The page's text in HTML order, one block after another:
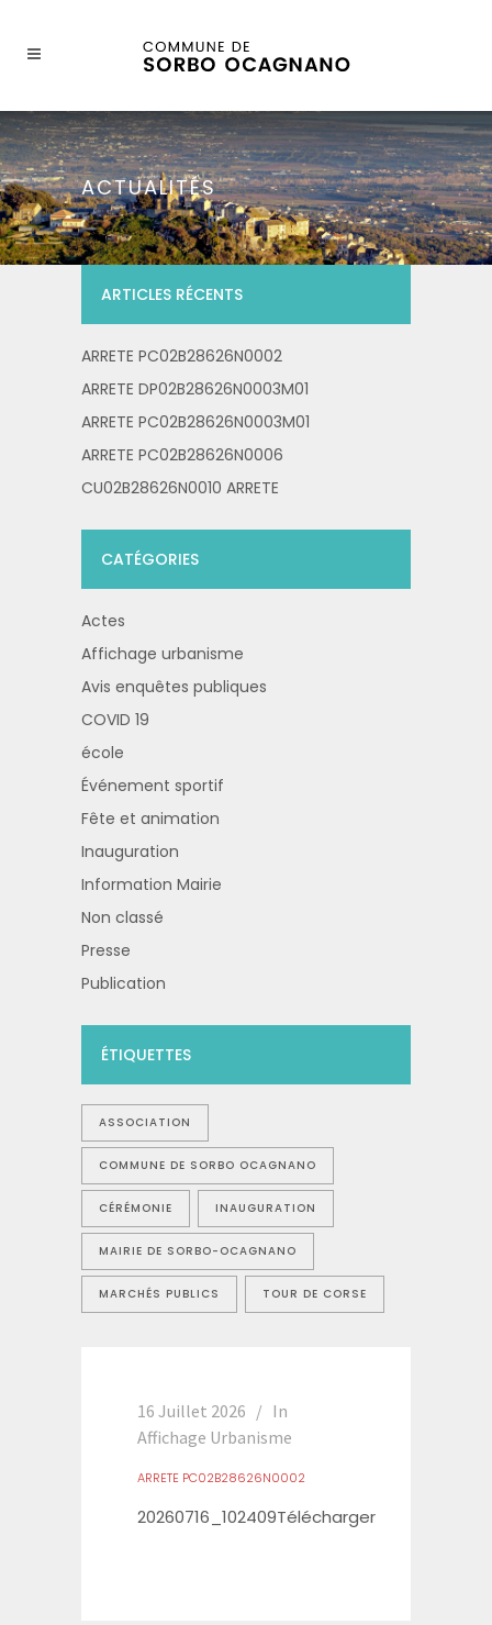
ACTUALITÉS
ARTICLES RÉCENTS
ARRETE PC02B28626N0002
ARRETE DP02B28626N0003M01
ARRETE PC02B28626N0003M01
ARRETE PC02B28626N0006
CU02B28626N0010 ARRETE
CATÉGORIES
Actes
Affichage urbanisme
Avis enquêtes publiques
COVID 19
école
Événement sportif
Fête et animation
Inauguration
Information Mairie
Non classé
Presse
Publication
ÉTIQUETTES
ASSOCIATION
COMMUNE DE SORBO OCAGNANO
CÉRÉMONIE INAUGURATION
MAIRIE DE SORBO-OCAGNANO
MARCHÉS PUBLICS TOUR DE CORSE
16 Juillet 2026
In
Affichage Urbanisme
ARRETE PC02B28626N0002
20260716_102409Télécharger